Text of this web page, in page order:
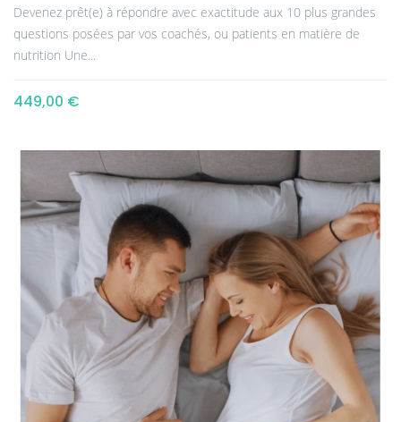
Devenez prêt(e) à répondre avec exactitude aux 10 plus grandes
questions posées par vos coachés, ou patients en matière de
nutrition Une...
449,00 €